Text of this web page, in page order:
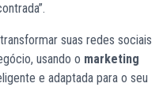
suas redes sociais
usando o marketing
e adaptada para o seu